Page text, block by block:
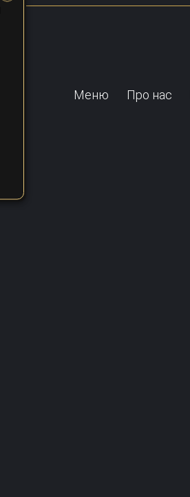
Меню Про нас